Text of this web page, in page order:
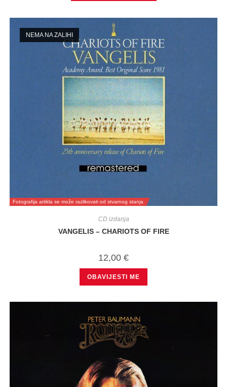
Fotografija artikla se može razlikovati od stvarnog stanja
NEMA NA ZALIHI
CD izdanja
VANGELIS – CHARIOTS OF FIRE
12,00 €
OBAVIJESTI ME